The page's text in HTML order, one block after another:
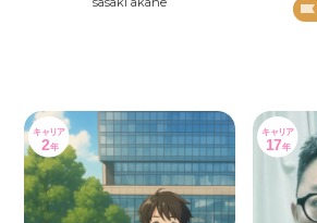
キャリア
2年
キャリア
17年